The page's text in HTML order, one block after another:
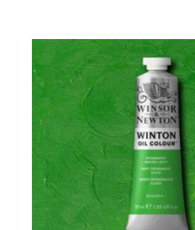
Cadmium
deep
hue
mängd